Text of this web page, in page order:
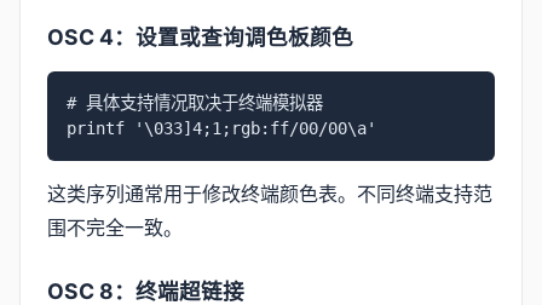
OSC 4：设置或查询调色板颜色
# 具体支持情况取决于终端模拟器
printf '\033]4;1;rgb:ff/00/00\a'
这类序列通常用于修改终端颜色表。不同终端支持范
围不完全一致。
OSC 8：终端超链接